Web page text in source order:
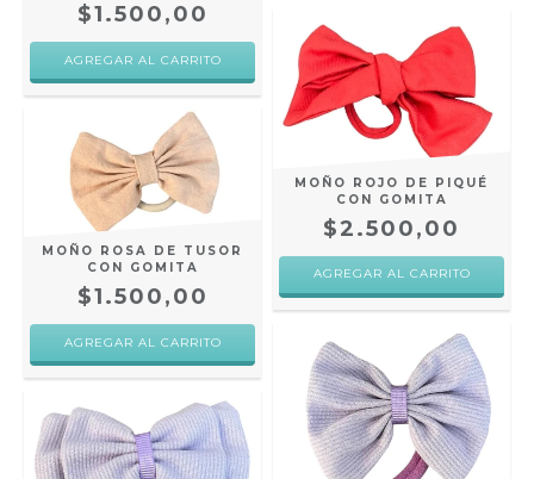
$1.500,00
MOÑO ROSA DE TUSOR
CON GOMITA
$1.500,00
MOÑO ROJO DE PIQUÉ
CON GOMITA
$2.500,00